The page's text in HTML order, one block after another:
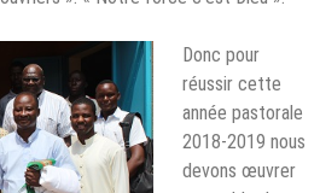
Donc pour
réussir cette
année pastorale
2018-2019 nous
devons œuvrer